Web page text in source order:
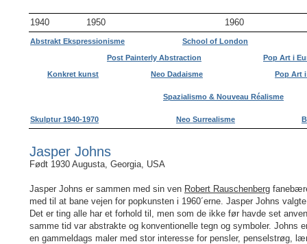
1940 1950 1960
Abstrakt Ekspressionisme
School of London
Post Painterly Abstraction
Pop Art i
Konkret kunst
Neo Dadaisme Pop Art i
Spazialismo & Nouveau Réalisme
Skulptur 1940-1970 Neo Surrealisme
Jasper Johns
Født 1930 Augusta, Georgia, USA
Jasper Johns er sammen med sin ven Robert Rauschenberg
med til at bane vejen for popkunsten i 1960´erne. Jasper Johns
Det er ting alle har et forhold til, men som de ikke før havde set
samme tid var abstrakte og konventionelle tegn og symboler. Johns
en gammeldags maler med stor interesse for pensler, penselstrøg,